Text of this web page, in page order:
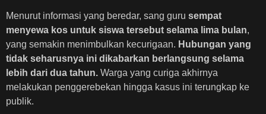
Menurut informasi yang beredar, sang guru sempat
menyewa kos untuk siswa tersebut selama lima bulan,
yang semakin menimbulkan kecurigaan. Hubungan yang
tidak seharusnya ini dikabarkan berlangsung selama
lebih dari dua tahun. Warga yang curiga akhirnya
melakukan penggerebekan hingga kasus ini terungkap ke
publik.